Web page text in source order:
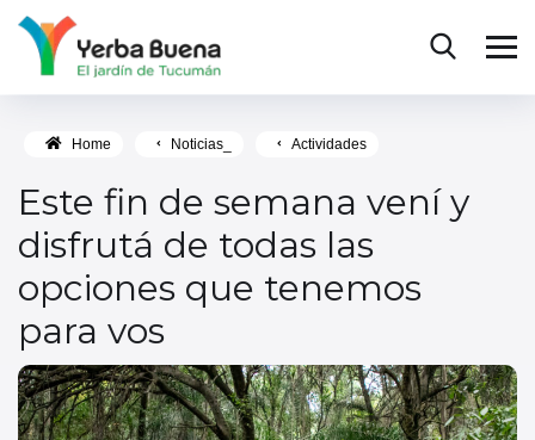
Home Noticias_ Actividades
Este fin de semana vení y
disfrutá de todas las
opciones que tenemos
para vos